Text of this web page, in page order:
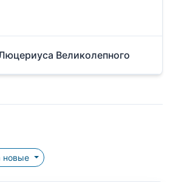
Великолепного
новые